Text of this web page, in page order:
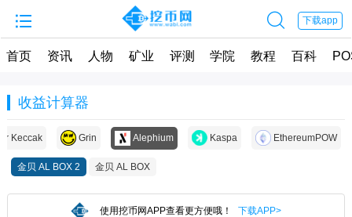
  下载app
首页 资讯 人物 矿业 评测 学院 教程 百科
收益计算器
Keccak Grin Alephium Kaspa EthereumPOW
金贝 AL BOX 2 金贝 AL BOX
使用挖币网APP查看更方便哦！ 下载APP>